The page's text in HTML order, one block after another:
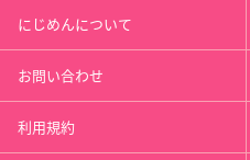
にじめんについて
お問い合わせ
利用規約